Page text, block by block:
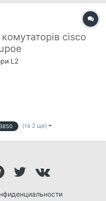
cisco
L2
(та 2 ще)